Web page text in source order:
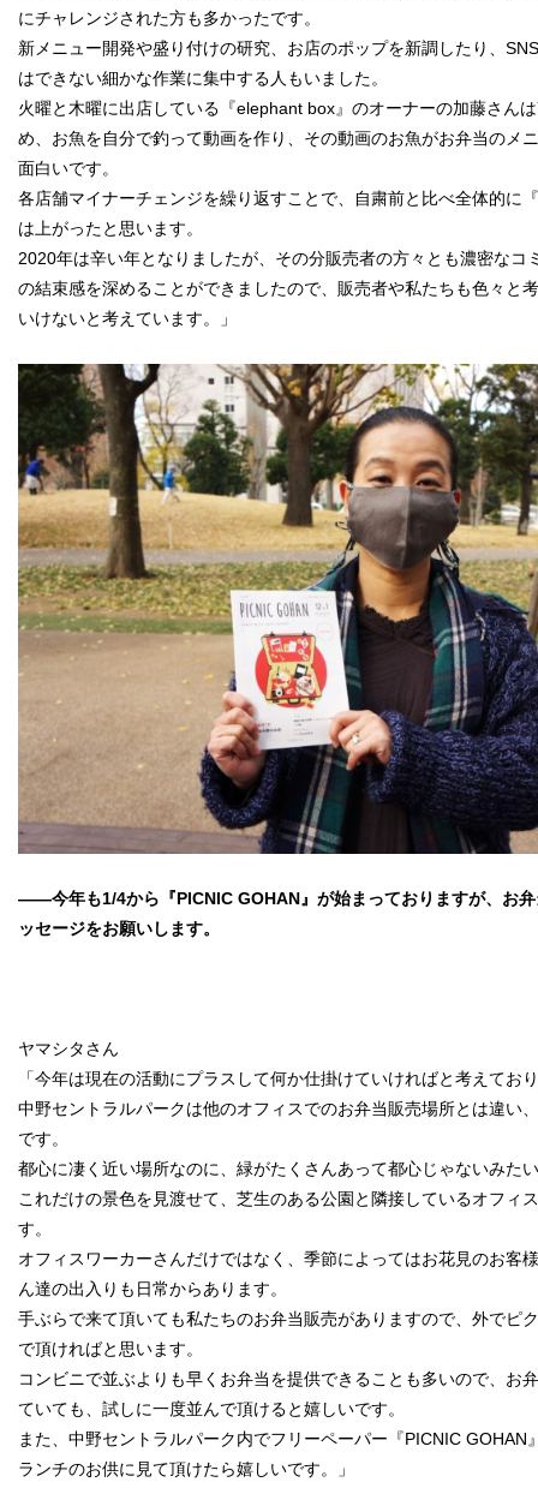
にチャレンジされた方も多かったです。
新メニュー開発や盛り付けの研究、お店のポップを新調したり、
はできない細かな作業に集中する人もいました。
火曜と木曜に出店している『elephant box』のオーナーの加藤さん
め、お魚を自分で釣って動画を作り、その動画のお魚がお弁当のメ
面白いです。
各店舗マイナーチェンジを繰り返すことで、自粛前と比べ全体的に
は上がったと思います。
2020年は辛い年となりましたが、その分販売者の方々とも濃密なコ
の結束感を深めることができましたので、販売者や私たちも色々と
いけないと考えています。」
――今年も1/4から『PICNIC GOHAN』が始まっておりますが、お
ッセージをお願いします。
ヤマシタさん
「今年は現在の活動にプラスして何か仕掛けていければと考えてお
中野セントラルパークは他のオフィスでのお弁当販売場所とは違い
です。
都心に凄く近い場所なのに、緑がたくさんあって都心じゃないみた
これだけの景色を見渡せて、芝生のある公園と隣接しているオフィ
す。
オフィスワーカーさんだけではなく、季節によってはお花見のお客
ん達の出入りも日常からあります。
手ぶらで来て頂いても私たちのお弁当販売がありますので、外でピ
で頂ければと思います。
コンビニで並ぶよりも早くお弁当を提供できることも多いので、お
ていても、試しに一度並んで頂けると嬉しいです。
また、中野セントラルパーク内でフリーペーパー『PICNIC GOHAN
ランチのお供に見て頂けたら嬉しいです。」